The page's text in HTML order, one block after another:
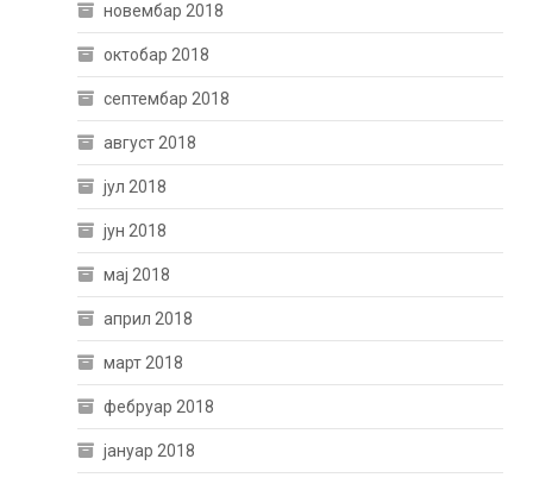
новембар 2018
октобар 2018
септембар 2018
август 2018
јул 2018
јун 2018
мај 2018
април 2018
март 2018
фебруар 2018
јануар 2018